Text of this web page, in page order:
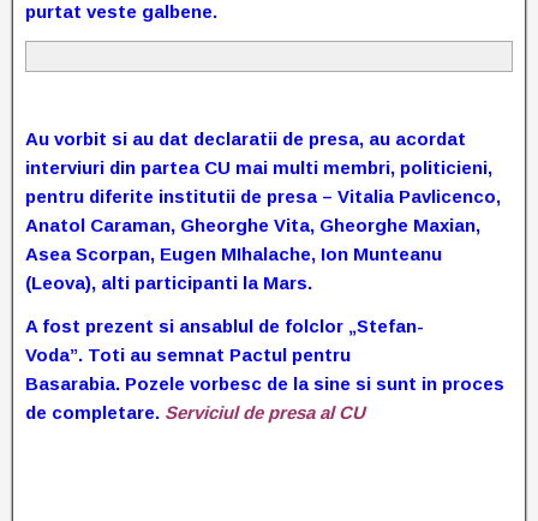
purtat veste galbene.
Au vorbit si au dat declaratii de presa, au acordat
interviuri din partea CU mai multi membri, politicieni,
pentru diferite institutii de presa – Vitalia Pavlicenco,
Anatol Caraman, Gheorghe Vita, Gheorghe Maxian,
Asea Scorpan, Eugen MIhalache, Ion Munteanu
(Leova), alti participanti la Mars.
A fost prezent si ansablul de folclor „Stefan-
Voda”. Toti au semnat Pactul pentru
Basarabia. Pozele vorbesc de la sine si sunt in proces
de completare. Serviciul de presa al CU